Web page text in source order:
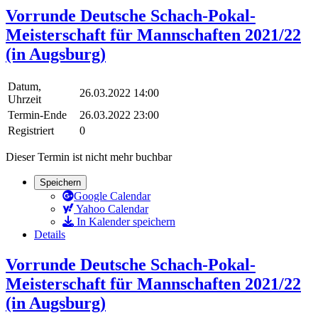
Vorrunde Deutsche Schach-Pokal-
Meisterschaft für Mannschaften 2021/22
(in Augsburg)
Datum,
Uhrzeit
26.03.2022 14:00
Termin-Ende
26.03.2022 23:00
Registriert
0
Dieser Termin ist nicht mehr buchbar
Speichern
Google Calendar
Yahoo Calendar
In Kalender speichern
Details
Vorrunde Deutsche Schach-Pokal-
Meisterschaft für Mannschaften 2021/22
(in Augsburg)